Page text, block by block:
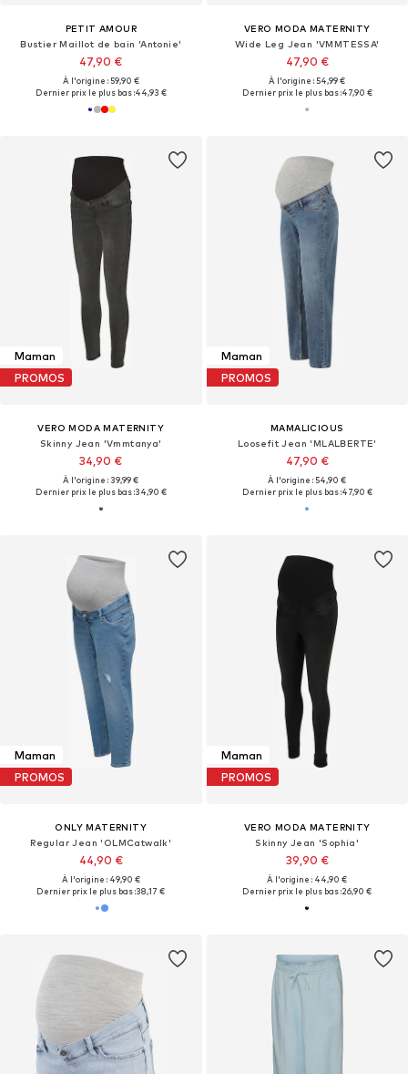
PETIT AMOUR
Bustier Maillot de bain 'Antonie'
47,90 €
À l'origine : 59,90 €
Dernier prix le plus bas :44,93 €
VERO MODA MATERNITY
Wide Leg Jean 'VMMTESSA'
47,90 €
À l'origine : 54,99 €
Dernier prix le plus bas :47,90 €
Maman
PROMOS
VERO MODA MATERNITY
Skinny Jean 'Vmmtanya'
34,90 €
À l'origine : 39,99 €
Dernier prix le plus bas :34,90 €
Maman
PROMOS
MAMALICIOUS
Loosefit Jean 'MLALBERTE'
47,90 €
À l'origine : 54,90 €
Dernier prix le plus bas :47,90 €
Maman
PROMOS
ONLY MATERNITY
Regular Jean 'OLMCatwalk'
44,90 €
À l'origine : 49,90 €
Dernier prix le plus bas :38,17 €
Maman
PROMOS
VERO MODA MATERNITY
Skinny Jean 'Sophia'
39,90 €
À l'origine : 44,90 €
Dernier prix le plus bas :26,90 €